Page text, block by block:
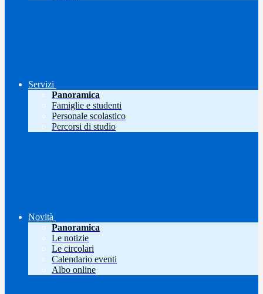
Servizi
Panoramica
Famiglie e studenti
Personale scolastico
Percorsi di studio
Novità
Panoramica
Le notizie
Le circolari
Calendario eventi
Albo online